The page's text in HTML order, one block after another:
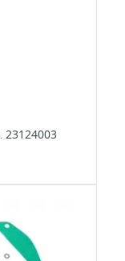
23124003